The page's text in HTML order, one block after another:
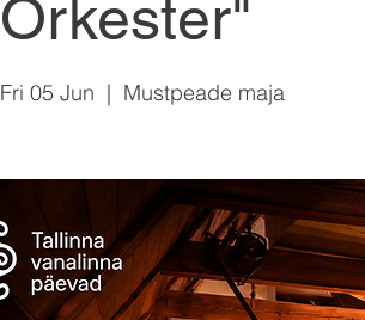
Orkester"
Fri 05 Jun
  |
Mustpeade maja